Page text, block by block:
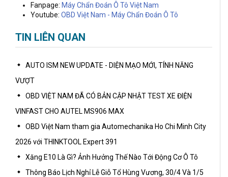
Fanpage: Máy Chẩn Đoán Ô Tô Việt Nam
Youtube: OBD Việt Nam - Máy Chẩn Đoán Ô Tô
TIN LIÊN QUAN
AUTO ISM NEW UPDATE - DIỆN MẠO MỚI, TÍNH NĂNG
VƯỢT
OBD VIỆT NAM ĐÃ CÓ BẢN CẬP NHẬT TEST XE ĐIỆN
VINFAST CHO AUTEL MS906 MAX
OBD Việt Nam tham gia Automechanika Ho Chi Minh City
2026 với THINKTOOL Expert 391
Xăng E10 Là Gì? Ảnh Hưởng Thế Nào Tới Động Cơ Ô Tô
Thông Báo Lịch Nghỉ Lễ Giỗ Tổ Hùng Vương, 30/4 Và 1/5